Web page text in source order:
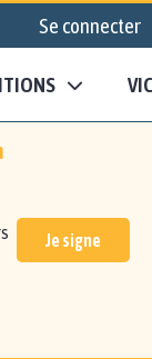
Se connecter
Je signe